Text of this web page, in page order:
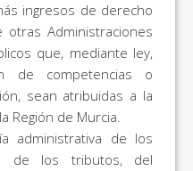
ingresos de derecho
Administraciones
que, mediante ley,
de competencias o
sean atribuidas a la
Región de Murcia.
administrativa de los
de los tributos, del